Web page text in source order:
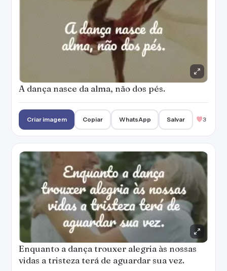
A dança nasce da alma, não dos pés.
Criar imagem Copiar WhatsApp Salvar 3
Enquanto a dança trouxer alegria às nossas
vidas a tristeza terá de aguardar sua vez.